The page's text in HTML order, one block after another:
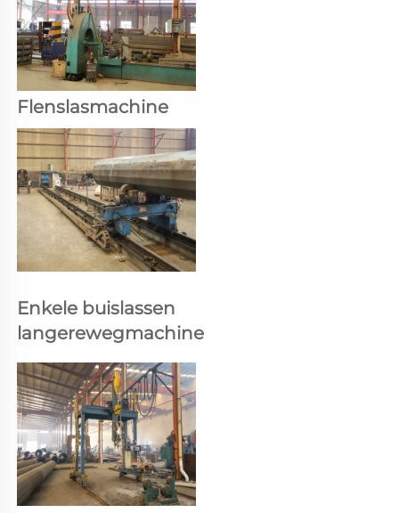
Flenslasmachine
Enkele buislassen